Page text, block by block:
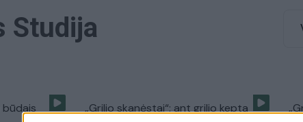
Studija
būdais
„Grilio skanėstai“: ant grilio kepta